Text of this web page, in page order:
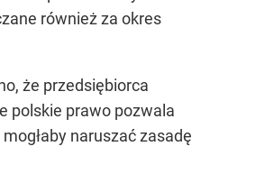
również za okres
że przedsiębiorca
polskie prawo pozwala
naruszać zasadę